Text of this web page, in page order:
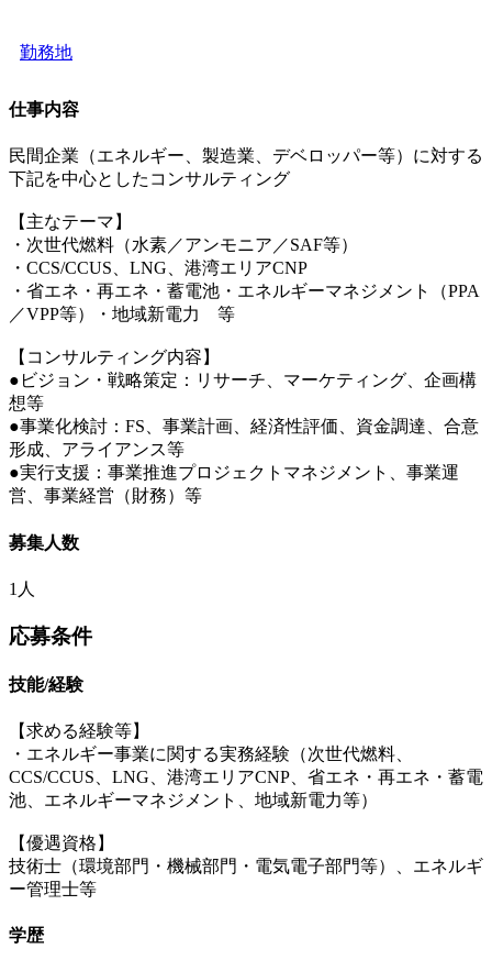
勤務地
仕事内容
民間企業（エネルギー、製造業、デベロッパー等）に対する
下記を中心としたコンサルティング
【主なテーマ】
・次世代燃料（水素／アンモニア／SAF等）
・CCS/CCUS、LNG、港湾エリアCNP
・省エネ・再エネ・蓄電池・エネルギーマネジメント（PPA
／VPP等）・地域新電力 等
【コンサルティング内容】
●ビジョン・戦略策定：リサーチ、マーケティング、企画構
想等
●事業化検討：FS、事業計画、経済性評価、資金調達、合意
形成、アライアンス等
●実行支援：事業推進プロジェクトマネジメント、事業運
営、事業経営（財務）等
募集人数
1人
応募条件
技能/経験
【求める経験等】
・エネルギー事業に関する実務経験（次世代燃料、
CCS/CCUS、LNG、港湾エリアCNP、省エネ・再エネ・蓄電
池、エネルギーマネジメント、地域新電力等）
【優遇資格】
技術士（環境部門・機械部門・電気電子部門等）、エネルギ
ー管理士等
学歴